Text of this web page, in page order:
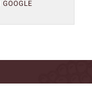
GOOGLE